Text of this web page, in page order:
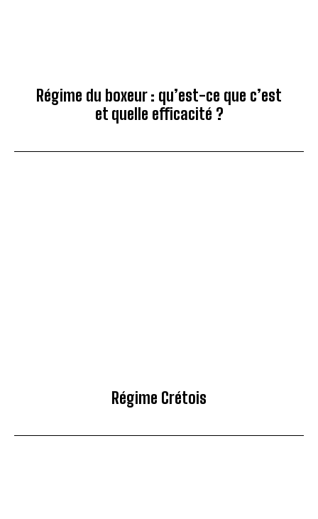
Régime du boxeur : qu’est-ce que c’est
et quelle efficacité ?
Régime Crétois